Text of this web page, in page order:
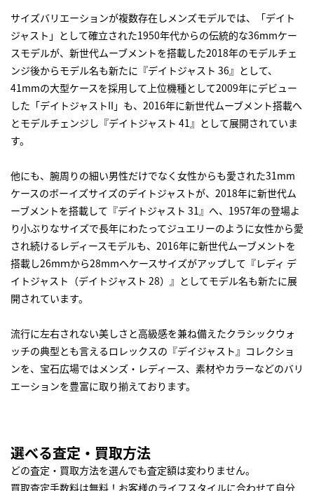
サイズバリエーションが複数存在しメンズモデルでは、「デイト
ジャスト」として確立された1950年代からの伝統的な36mmケー
スモデルが、新世代ムーブメントを搭載した2018年のモデルチェ
ンジ後からモデル名も新たに『デイトジャスト 36』として、
41mmの大型ケースを採用して上位機種として2009年にデビュー
した「デイトジャストII」も、2016年に新世代ムーブメント搭載へ
とモデルチェンジし『デイトジャスト 41』として展開されていま
す。
他にも、腕周りの細い男性だけでなく女性からも愛された31mm
ケースのボーイズサイズのデイトジャストが、2018年に新世代ム
ーブメントを搭載して『デイトジャスト 31』へ、1957年の登場よ
り小ぶりなサイズで長年にわたってジュエリーのように女性から愛
され続けるレディースモデルも、2016年に新世代ムーブメントを
搭載し26mｍから28mmへケースサイズがアップして『レディ デ
イトジャスト（デイトジャスト 28）』としてモデル名も新たに展
開されています。
流行に左右されない美しさと高級感を兼ね備えたクラシックウォ
ッチの典型とも言えるロレックスの『デイジャスト』コレクショ
ンを、宝石広場ではメンズ・レディース、素材やカラーなどのバリ
エーションを豊富に取り揃えております。
選べる査定・買取方法
どの査定・買取方法を選んでも査定額は変わりません。
買取査定手数料は無料！お客様のライフスタイルに合わせて自分